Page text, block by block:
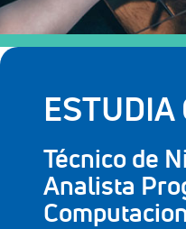
ESTUDIA
Técnico de
Analista